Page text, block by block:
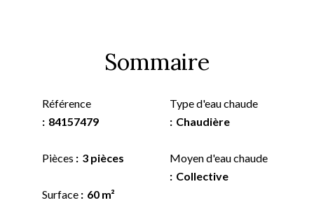
Sommaire
Référence
84157479
Pièces 3 pièces
Surface 60 m²
Type d'eau chaude
Chaudière
Moyen d'eau chaude
Collective